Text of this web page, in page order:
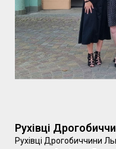
Рухівці
Рухівці Дрогобиччини